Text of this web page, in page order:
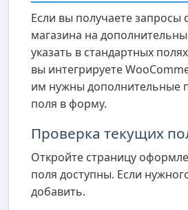
Если вы получаете
магазина на
указать в стандартных
вы интегрируете
им нужны дополнительные
поля в форму.
Проверка текущих
Откройте страницу
поля доступны. Если
добавить.